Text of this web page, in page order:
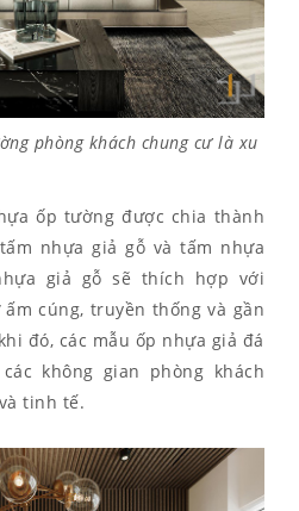
phòng khách chung cư là xu
ốp tường được chia thành
nhựa giả gỗ và tấm nhựa
giả gỗ sẽ thích hợp với
cúng, truyền thống và gần
đó, các mẫu ốp nhựa giả đá
không gian phòng khách
tinh tế.